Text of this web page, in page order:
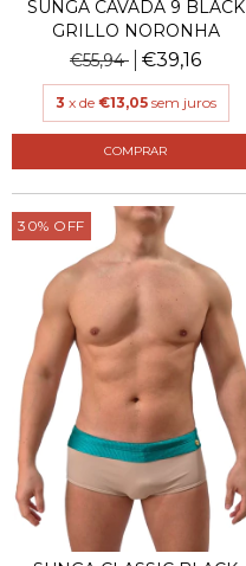
SUNGA CAVADA 9 BLACK
GRILLO NORONHA
€55,94
€39,16
3 x de €13,05 sem juros
COMPRAR
30% OFF